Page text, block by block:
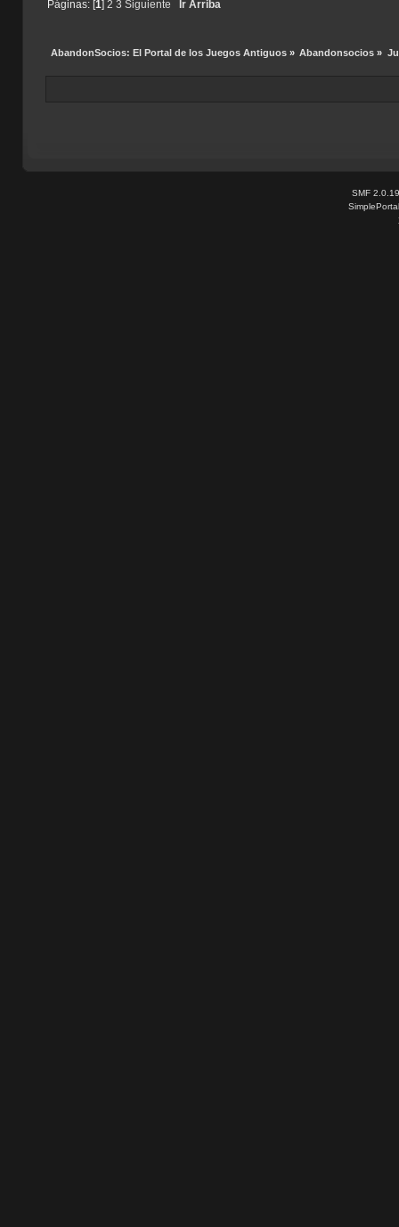
Páginas: [1] 2 3 Siguiente Ir Arriba
AbandonSocios: El Portal de los Juegos Antiguos» Abandonsocios »
SMF 2.0.19